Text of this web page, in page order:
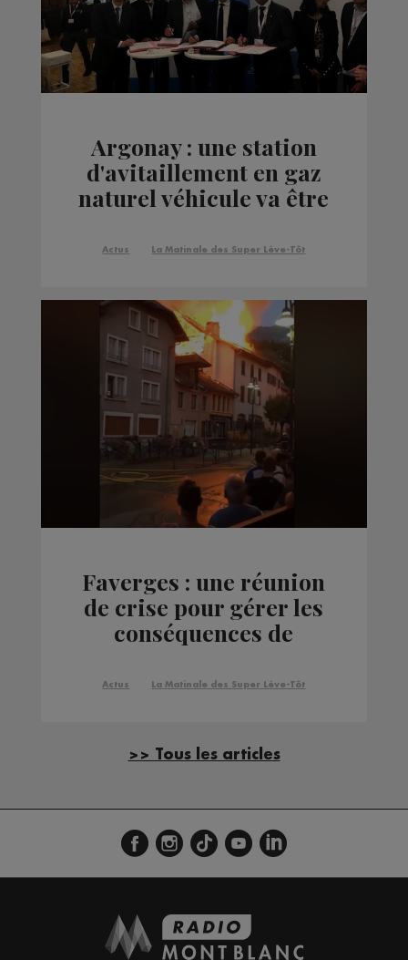
Argonay : une station
d'avitaillement en gaz
naturel véhicule va être
Actus La Matinale des Super Lève-Tôt
Faverges : une réunion
de crise pour gérer les
conséquences de
Actus La Matinale des Super Lève-Tôt
>> Tous les articles